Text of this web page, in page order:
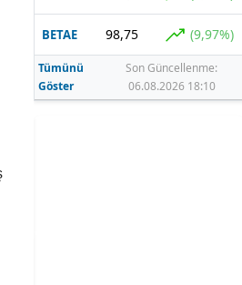
BETAE 98,75 (9,97%)
Tümünü
Göster
Son Güncellenme:
06.08.2026 18:10